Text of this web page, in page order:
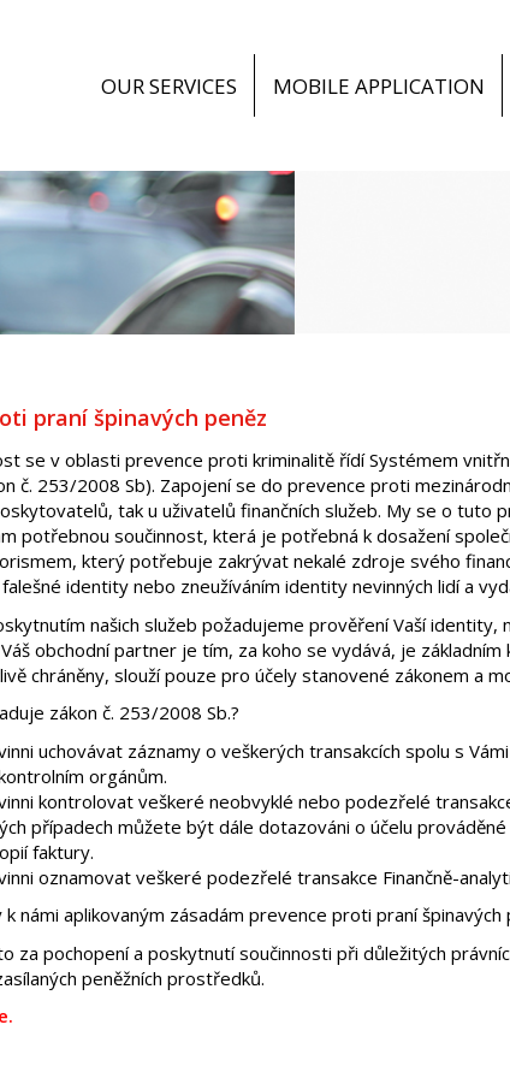
OUR SERVICES MOBILE APPLICATION
praní špinavých peněz
se v oblasti prevence proti kriminalitě řídí Systémem
č. 253/2008 Sb). Zapojení se do prevence proti
tak u uživatelů finančních služeb. My se o tuto
potřebnou součinnost, která je potřebná k dosažení
který potřebuje zakrývat nekalé zdroje svého
identity nebo zneužíváním identity nevinných lidí a
našich služeb požadujeme prověření Vaší identity,
obchodní partner je tím, za koho se vydává, je
chráněny, slouží pouze pro účely stanovené zákonem a
zákon č. 253/2008 Sb.?
uchovávat záznamy o veškerých transakcích spolu s
orgánům.
kontrolovat veškeré neobvyklé nebo podezřelé
případech můžete být dále dotazováni o účelu
faktury.
oznamovat veškeré podezřelé transakce Finančně-
námi aplikovaným zásadám prevence proti praní
za pochopení a poskytnutí součinnosti při důležitých
peněžních prostředků.